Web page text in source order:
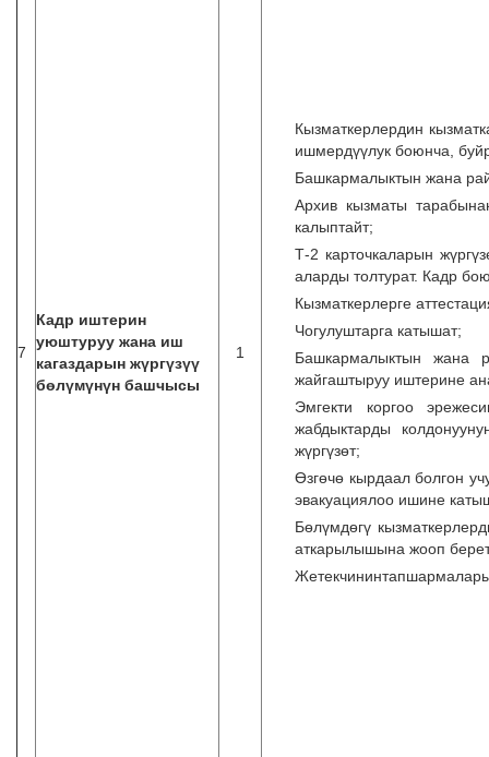
7
Кадр иштерин
уюштуруу жана иш
кагаздарын жүргүзүү
бөлүмүнүн башчысы
1
Кызматкерлердин
ишмердүүлук боюнча,
Башкармалыктын жана
Архив кызматы
калыптайт;
Т-2 карточкаларын
аларды толтурат. Кадр
Кызматкерлерге
Чогулуштарга катышат;
Башкармалыктын жана
жайгаштыруу иштерине
Эмгекти коргоо
жабдыктарды
жүргүзөт;
Өзгөчө кырдаал болгон
эвакуациялоо ишине
Бѳлүмдѳгү
аткарылышына жооп